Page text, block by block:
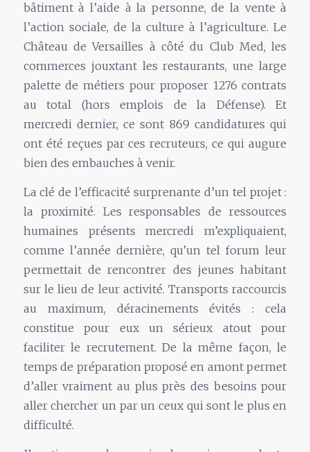
bâtiment à l’aide à la personne, de la vente à
l’action sociale, de la culture à l’agriculture. Le
Château de Versailles à côté du Club Med, les
commerces jouxtant les restaurants, une large
palette de métiers pour proposer 1276 contrats
au total (hors emplois de la Défense). Et
mercredi dernier, ce sont 869 candidatures qui
ont été reçues par ces recruteurs, ce qui augure
bien des embauches à venir.
La clé de l’efficacité surprenante d’un tel projet :
la proximité. Les responsables de ressources
humaines présents mercredi m’expliquaient,
comme l’année dernière, qu’un tel forum leur
permettait de rencontrer des jeunes habitant
sur le lieu de leur activité. Transports raccourcis
au maximum, déracinements évités : cela
constitue pour eux un sérieux atout pour
faciliter le recrutement. De la même façon, le
temps de préparation proposé en amont permet
d’aller vraiment au plus près des besoins pour
aller chercher un par un ceux qui sont le plus en
difficulté.